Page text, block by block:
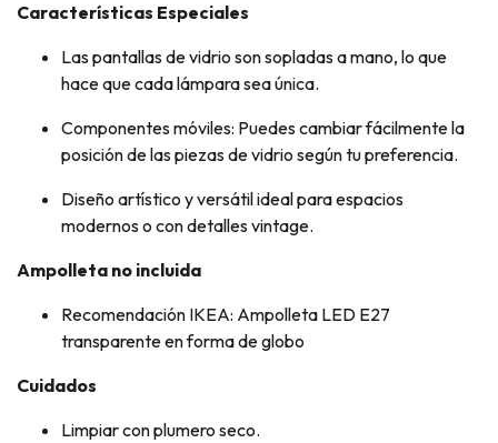
Características Especiales
Las pantallas de vidrio son sopladas a mano, lo que
hace que cada lámpara sea única.
Componentes móviles: Puedes cambiar fácilmente la
posición de las piezas de vidrio según tu preferencia.
Diseño artístico y versátil ideal para espacios
modernos o con detalles vintage.
Ampolleta no incluida
Recomendación IKEA: Ampolleta LED E27
transparente en forma de globo
Cuidados
Limpiar con plumero seco.